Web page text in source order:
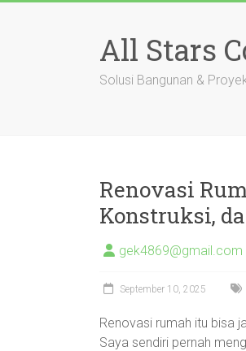
All Stars
Solusi Bangunan &
Renovasi
Konstruksi,
gek4869@gmail.com
September 10, 2025
Renovasi rumah itu bisa
Saya sendiri pernah